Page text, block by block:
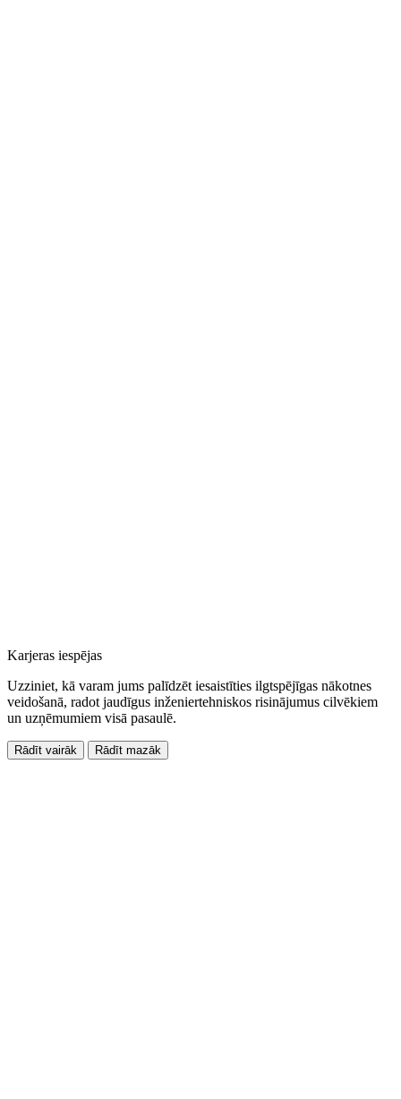
Karjeras iespējas
Uzziniet, kā varam jums palīdzēt iesaistīties ilgtspējīgas nākotnes
veidošanā, radot jaudīgus inženiertehniskos risinājumus cilvēkiem
un uzņēmumiem visā pasaulē.
Rādīt vairāk Rādīt mazāk